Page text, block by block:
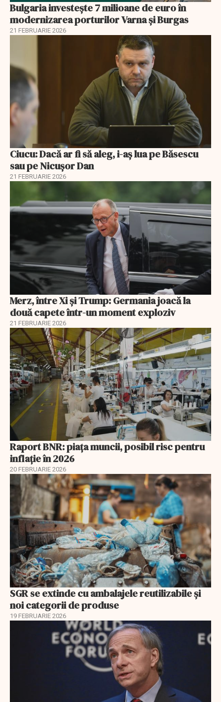
Bulgaria investește 7 milioane de euro în
modernizarea porturilor Varna și Burgas
21 FEBRUARIE 2026
Ciucu: Dacă ar fi să aleg, i-aș lua pe Băsescu
sau pe Nicușor Dan
21 FEBRUARIE 2026
Merz, între Xi și Trump: Germania joacă la
două capete într-un moment exploziv
21 FEBRUARIE 2026
Raport BNR: piața muncii, posibil risc pentru
inflație în 2026
20 FEBRUARIE 2026
SGR se extinde cu ambalajele reutilizabile și
noi categorii de produse
19 FEBRUARIE 2026